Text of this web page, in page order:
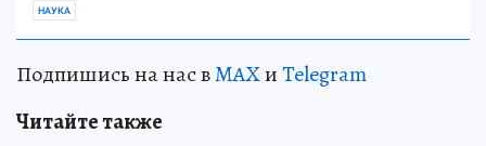
НАУКА
Подпишись на нас вMAXиTelegram
Читайте также